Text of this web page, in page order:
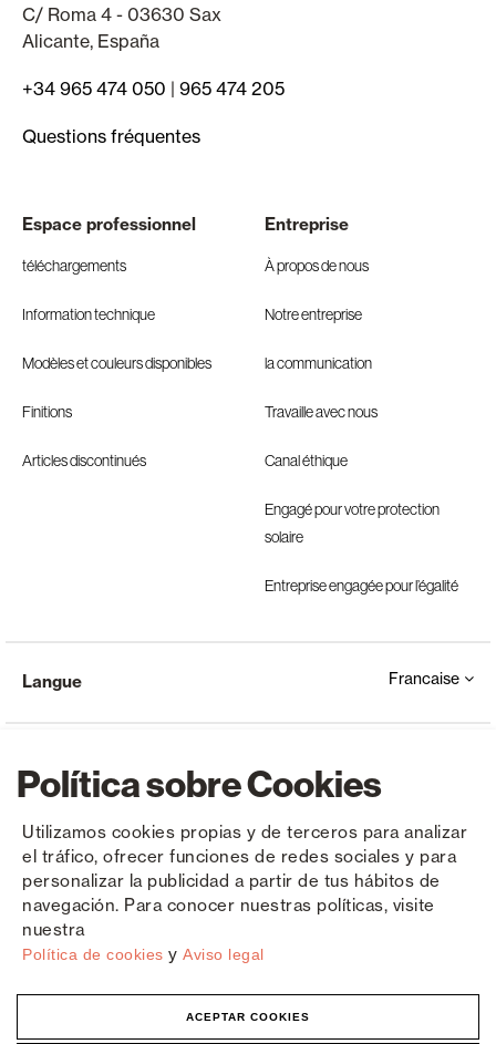
Política sobre Cookies
Utilizamos cookies propias y de terceros para analizar
el tráfico, ofrecer funciones de redes sociales y para
personalizar la publicidad a partir de tus hábitos de
navegación. Para conocer nuestras políticas, visite
nuestra
Política de cookies y Aviso legal
ACEPTAR COOKIES
C/ Roma 4 - 03630 Sax
Alicante, España
+34 965 474 050 | 965 474 205
Questions fréquentes
Espace professionnel
téléchargements
Information technique
Modèles et couleurs disponibles
Finitions
Articles discontinués
Entreprise
À propos de nous
Notre entreprise
la communication
Travaille avec nous
Canal éthique
Engagé pour votre protection
solaire
Entreprise engagée pour l’égalité
Copyright © Saxun 2023 - 2026 Politique de confidentialité Avis juridique Cookies
Langue Francaise